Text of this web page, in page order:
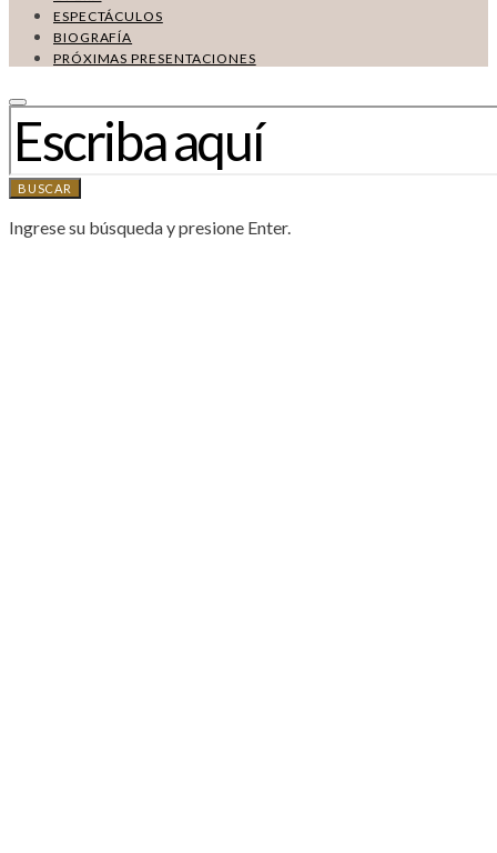
ESPECTÁCULOS
BIOGRAFÍA
PRÓXIMAS PRESENTACIONES
BUSCAR:
BUSCAR
Ingrese su búsqueda y presione Enter.